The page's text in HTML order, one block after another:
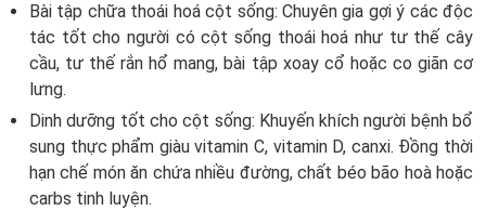
Bài tập chữa thoái hoá cột sống: Chuyên gia gợi ý các độc
tác tốt cho người có cột sống thoái hoá như tư thế cây
cầu, tư thế rắn hổ mang, bài tập xoay cổ hoặc co giãn cơ
lưng.
Dinh dưỡng tốt cho cột sống: Khuyến khích người bệnh bổ
sung thực phẩm giàu vitamin C, vitamin D, canxi. Đồng thời
hạn chế món ăn chứa nhiều đường, chất béo bão hoà hoặc
carbs tinh luyện.